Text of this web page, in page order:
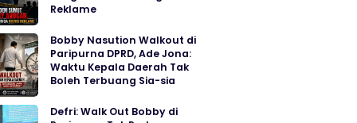
Reklame
Bobby Nasution Walkout di
Paripurna DPRD, Ade Jona:
Waktu Kepala Daerah Tak
Boleh Terbuang Sia-sia
Defri: Walk Out Bobby di